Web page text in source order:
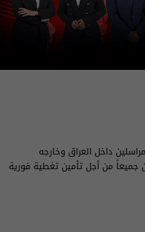
داخل العراق وخارجه
جميعاً من أجل تأمين تغطية فورية